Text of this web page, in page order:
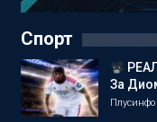
Спорт
За
Плусинфо